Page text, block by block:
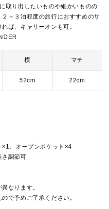
取り出したいものや細かいものの
～３泊程度の旅行におすすめのサ
ば、キャリーオンも可。
横 マチ
52cm 22cm
、オープンポケット×4
さ調節可
なります。
で予めご了承ください。